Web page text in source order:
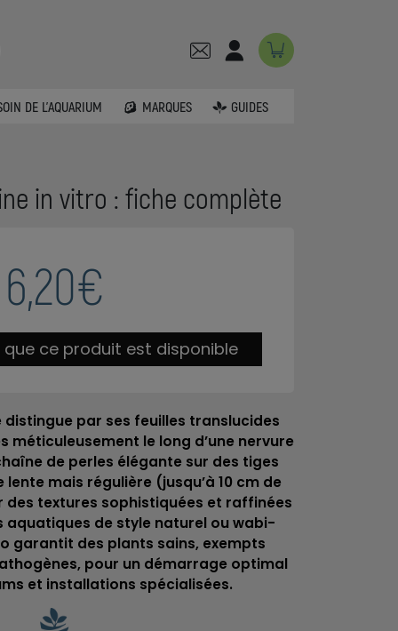
DE L'AQUARIUM MARQUES GUIDES
in vitro : fiche complète
6,20€
ce produit est disponible
par ses feuilles translucides
méticuleusement le long d’une nervure
de perles élégante sur des tiges
mais régulière (jusqu’à 10 cm de
textures sophistiquées et raffinées
aquatiques de style naturel ou wabi-
garantit des plants sains, exempts
pour un démarrage optimal
et installations spécialisées.